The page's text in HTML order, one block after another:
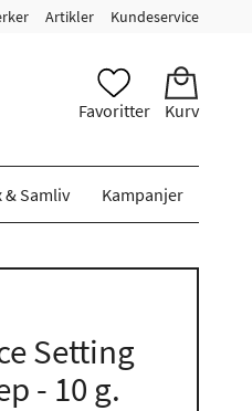
Artikler Kundeservice
Favoritter Kurv
& Samliv Kampanjer
Setting
- 10 g.